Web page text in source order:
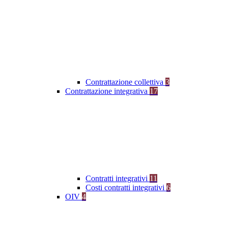
Contrattazione collettiva 3
Contrattazione integrativa 17
Contratti integrativi 11
Costi contratti integrativi 6
OIV 4